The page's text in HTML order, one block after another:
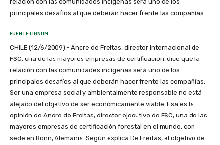
relación con las comunidades indígenas será uno de los
principales desafíos al que deberán hacer frente las compañías
FUENTE:LIGNUM
CHILE (12/6/2009).- Andre de Freitas, director internacional de
FSC, una de las mayores empresas de certificación, dice que la
relación con las comunidades indígenas será uno de los
principales desafíos al que deberán hacer frente las compañías.
Ser una empresa social y ambientalmente responsable no está
alejado del objetivo de ser económicamente viable. Esa es la
opinión de Andre de Freitas, director ejecutivo de FSC, una de las
mayores empresas de certificación forestal en el mundo, con
sede en Bonn, Alemania. Según explica De Freitas, el objetivo de